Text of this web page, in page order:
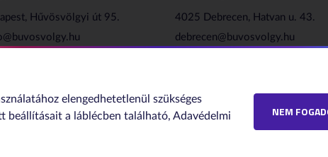
Hűvösvölgyi út 95.
4025 Debrecen, Hatvan u. 43.
debrecen@buvosvolgy.hu
elengedhetetlenül szükséges
beállításait a láblécben található, Adavédelmi
NEM